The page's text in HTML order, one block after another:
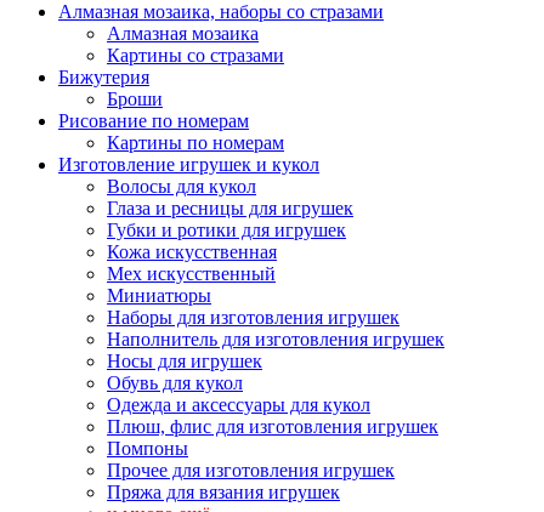
Алмазная мозаика, наборы со стразами
Алмазная мозаика
Картины co стразами
Бижутерия
Броши
Рисование по номерам
Картины по номерам
Изготовление игрушек и кукол
Волосы для кукол
Глаза и ресницы для игрушек
Губки и ротики для игрушек
Кожа искусственная
Мех искусственный
Миниатюры
Наборы для изготовления игрушек
Наполнитель для изготовления игрушек
Носы для игрушек
Обувь для кукол
Одежда и аксессуары для кукол
Плюш, флис для изготовления игрушек
Помпоны
Прочее для изготовления игрушек
Пряжа для вязания игрушек